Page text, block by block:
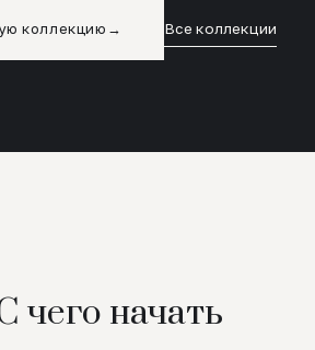
коллекцию → Все коллекции
чего начать